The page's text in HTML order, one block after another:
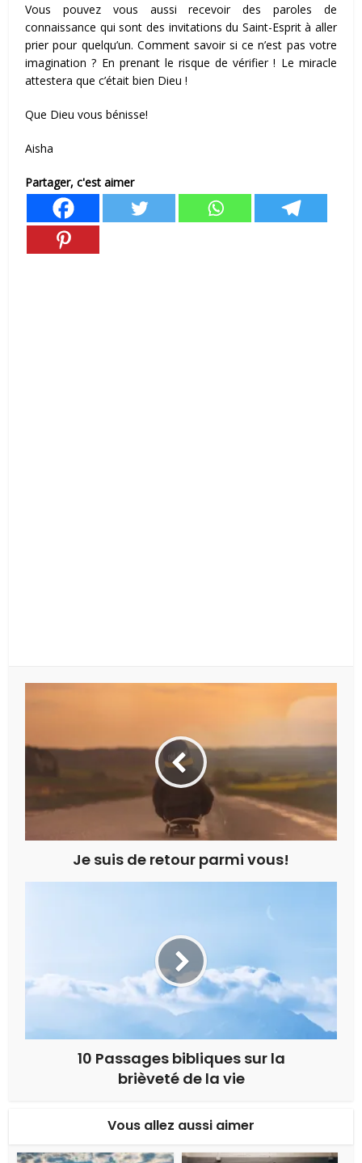
Vous pouvez vous aussi recevoir des paroles de
connaissance qui sont des invitations du Saint-Esprit à aller
prier pour quelqu’un. Comment savoir si ce n’est pas votre
imagination ? En prenant le risque de vérifier ! Le miracle
attestera que c’était bien Dieu !
Que Dieu vous bénisse!
Aisha
Partager, c'est aimer
Je suis de retour parmi vous!
10 Passages bibliques sur la
brièveté de la vie
Vous allez aussi aimer